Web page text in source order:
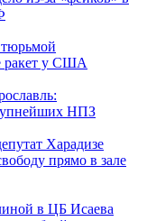
ракет у США
НПЗ
Харадизе
прямо в зале
в ЦБ Исаева